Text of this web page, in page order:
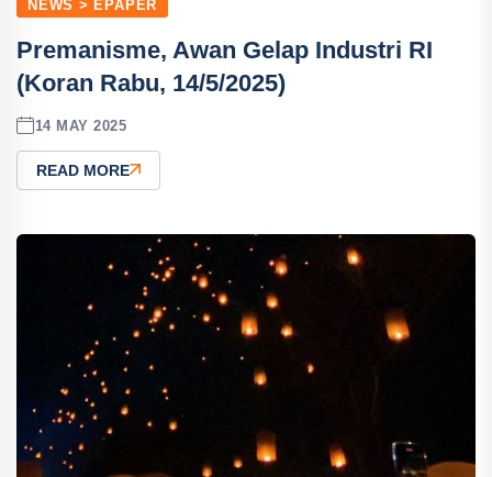
NEWS > EPAPER
Premanisme, Awan Gelap Industri RI
(Koran Rabu, 14/5/2025)
14 MAY 2025
READ MORE